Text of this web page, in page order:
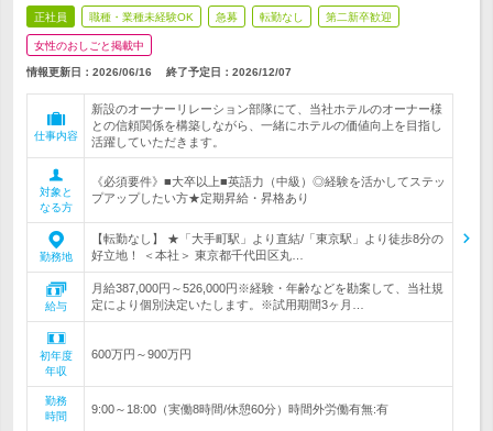
正社員 職種・業種未経験OK 急募 転勤なし 第二新卒歓迎
女性のおしごと掲載中
情報更新日：2026/06/16 終了予定日： 2026/12/07
仕事内容
新設のオーナーリレーション部隊にて、当社ホテルのオーナー様
との信頼関係を構築しながら、一緒にホテルの価値向上を目指し
活躍していただきます。
対象と
なる方
《必須要件》■大卒以上■英語力（中級）◎経験を活かしてステッ
プアップしたい方★定期昇給・昇格あり
勤務地
【転勤なし】 ★「大手町駅」より直結/「東京駅」より徒歩8分の
好立地！ ＜本社＞ 東京都千代田区丸…
給与
月給387,000円～526,000円※経験・年齢などを勘案して、当社規
定により個別決定いたします。※試用期間3ヶ月…
初年度
年収
600万円～900万円
勤務
時間
9:00～18:00（実働8時間/休憩60分）時間外労働有無:有